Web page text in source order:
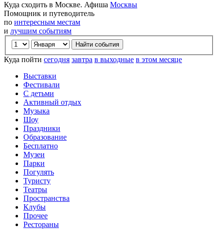
Куда сходить в Москве. Афиша Москвы
Помощник и путеводитель
по интересным местам
и лучшим событиям
Куда пойти сегодня завтра в выходные в этом месяце
Выставки
Фестивали
С детьми
Активный отдых
Музыка
Шоу
Праздники
Образование
Бесплатно
Музеи
Парки
Погулять
Туристу
Театры
Пространства
Клубы
Прочее
Рестораны